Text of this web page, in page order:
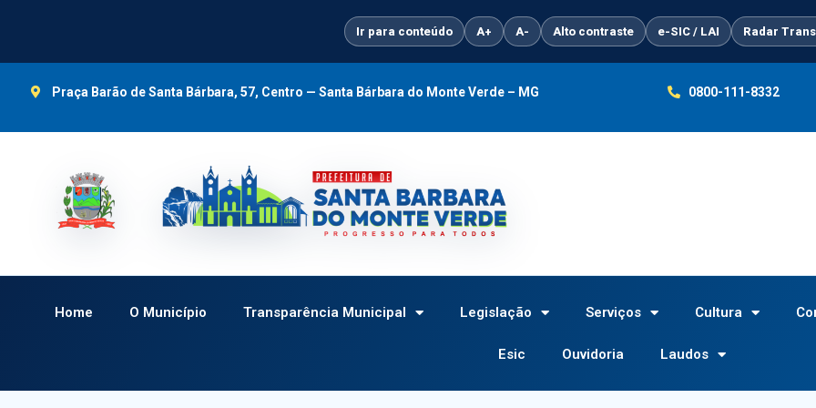
Ir para conteúdo A+ A- Alto contraste e-SIC / LAI Radar
Praça Barão de Santa Bárbara, 57, Centro — Santa Bárbara do Monte Verde – MG 0800-111-8332
Home O Município Transparência Municipal Legislação Serviços Cultura
Esic Ouvidoria Laudos